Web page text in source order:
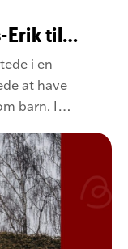
Erik til
i en
at have
barn. I